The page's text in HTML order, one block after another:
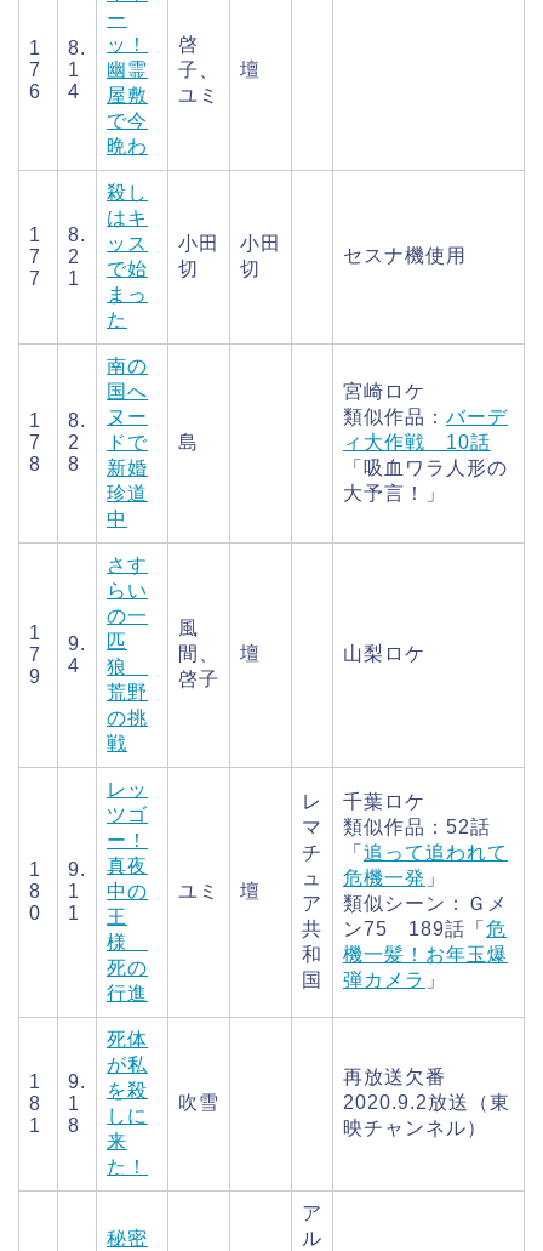
1
7
6
8.
1
4
ー
ッ！
幽霊
屋敷
で今
晩わ
啓
子、
ユミ
壇
1
7
7
8.
2
1
殺し
はキ
ッス
で始
まっ
た
小田
切
小田
切
セスナ機使用
1
7
8
8.
2
8
南の
国へ
ヌー
ドで
新婚
珍道
中
島
宮崎ロケ
類似作品： バーデ
ィ大作戦 10話
「吸血ワラ人形の
大予言！」
1
7
9
9.
4
さす
らい
の一
匹
狼
荒野
の挑
戦
風
間、
啓子
壇 山梨ロケ
1
8
0
9.
1
1
レッ
ツゴ
ー！
真夜
中の
王
様
死の
行進
ユミ 壇
レ
マ
チ
ュ
ア
共
和
国
千葉ロケ
類似作品：52話
「 追って追われて
危機一発 」
類似シーン：Ｇメ
ン75 189話「 危
機一髪！お年玉爆
弾カメラ 」
1
8
1
9.
1
8
死体
が私
を殺
しに
来
た！
吹雪
再放送欠番
2020.9.2放送（東
映チャンネル）
秘密
ア
ル